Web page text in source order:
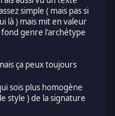
simple ( mais pas si
là ) mais mit en valeur
genre l'archétype
ça peux toujours
sois plus homogène
style ) de la signature